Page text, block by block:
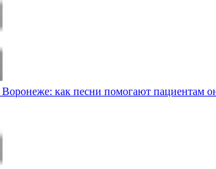
как песни помогают пациентам